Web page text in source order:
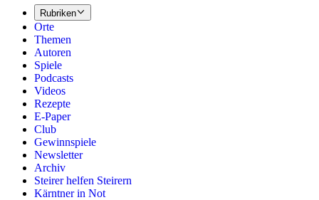
Rubriken
Orte
Themen
Autoren
Spiele
Podcasts
Videos
Rezepte
E-Paper
Club
Gewinnspiele
Newsletter
Archiv
Steirer helfen Steirern
Kärntner in Not